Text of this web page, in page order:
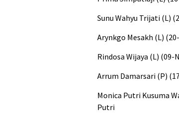
Sunu Wahyu Trijati (L)
Arynkgo Mesakh (L)
Rindosa Wijaya (L)
Arrum Damarsari (P)
Monica Putri Kusuma
Putri